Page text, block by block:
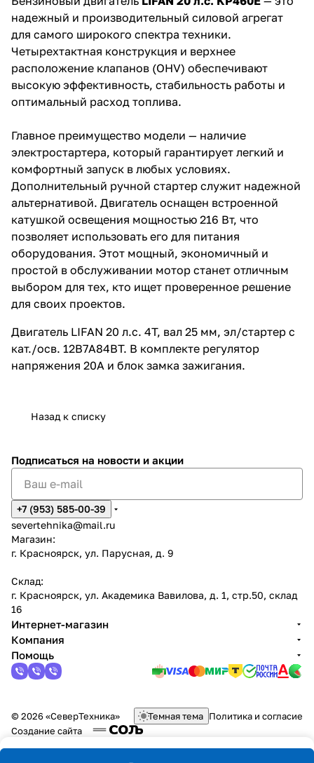
надежный и производительный силовой агрегат
для самого широкого спектра техники.
Четырехтактная конструкция и верхнее
расположение клапанов (OHV) обеспечивают
высокую эффективность, стабильность работы и
оптимальный расход топлива.
Главное преимущество модели — наличие
электростартера, который гарантирует легкий и
комфортный запуск в любых условиях.
Дополнительный ручной стартер служит надежной
альтернативой. Двигатель оснащен встроенной
катушкой освещения мощностью 216 Вт, что
позволяет использовать его для питания
оборудования. Этот мощный, экономичный и
простой в обслуживании мотор станет отличным
выбором для тех, кто ищет проверенное решение
для своих проектов.
Двигатель LIFAN 20 л.с. 4Т, вал 25 мм, эл/стартер с
кат./осв. 12В7А84ВТ. В комплекте регулятор
напряжения 20A и блок замка зажигания.
Назад к списку
Подписаться на новости и акции
+7 (953) 585-00-39
severtehnika@mail.ru
Магазин:
г. Красноярск, ул. Парусная, д. 9
Склад:
г. Красноярск, ул. Академика Вавилова, д. 1, стр.50, склад
16
Интернет-магазин
Компания
Помощь
© 2026 «СеверТехника» Темная тема Политика и согласие
Создание сайта